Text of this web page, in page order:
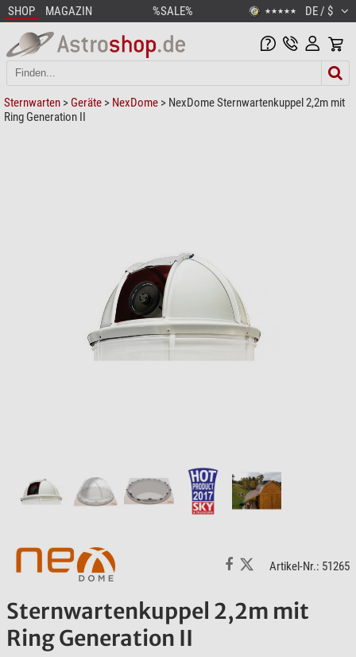
SHOP MAGAZIN %SALE% ★★★★★ DE / $
Sternwarten > Geräte > NexDome > NexDome Sternwartenkuppel 2,2m mit
Ring Generation II
Artikel-Nr.: 51265
Sternwartenkuppel 2,2m mit
Ring Generation II